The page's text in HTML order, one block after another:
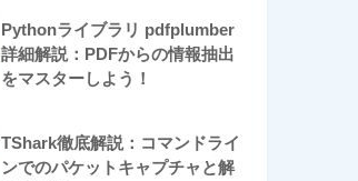
Pythonライブラリ pdfplumber
詳細解説：PDFからの情報抽出
をマスターしよう！
TShark徹底解説：コマンドライ
ンでのパケットキャプチャと解